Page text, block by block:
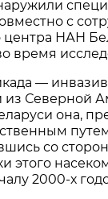
с
центра НАН
время
—
из Северной
она,
со
этого
2000-х